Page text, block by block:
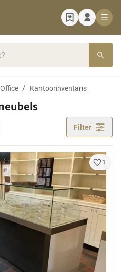
Kantoorinventaris
Filter
1